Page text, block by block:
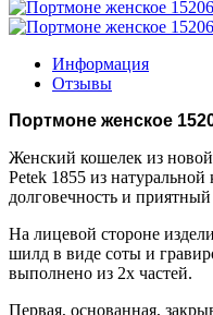
Информация
Отзывы
Портмоне женское
Женский кошелек из
Petek 1855 из натуральной
долговечность и
На лицевой стороне
шилд в виде соты и
выполнено из 2х частей.
Первая, основанная,